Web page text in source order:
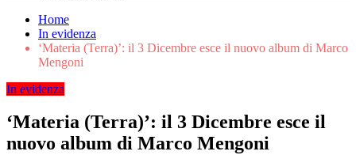
Home
In evidenza
‘Materia (Terra)’: il 3 Dicembre esce il nuovo album di Marco
Mengoni
In evidenza
‘Materia (Terra)’: il 3 Dicembre esce il
nuovo album di Marco Mengoni